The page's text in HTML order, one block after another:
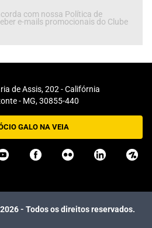
com nossa Política de
e-mails promocionais do Clube
de Assis, 202 - Califórnia
- MG, 30855-440
GALO NA VEIA
2026- Todos os direitos reservados.